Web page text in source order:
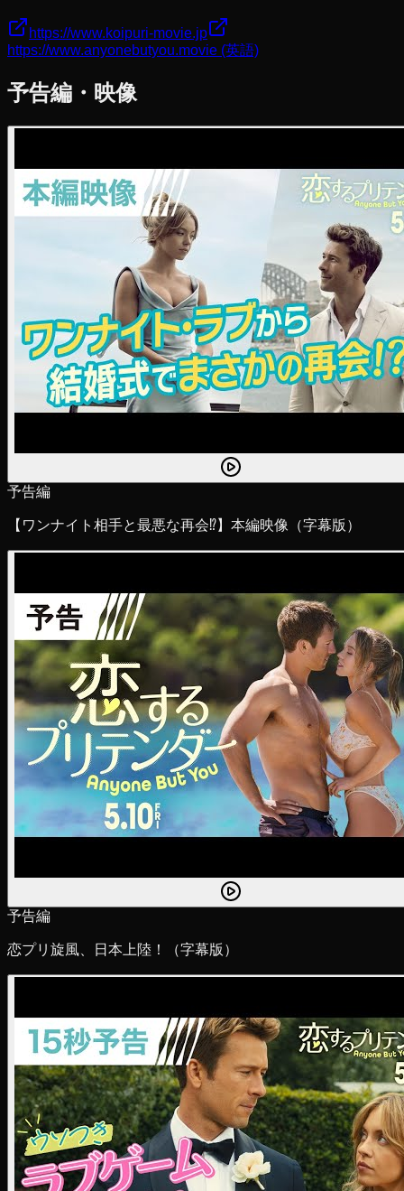
https://www.koipuri-movie.jp
https://www.anyonebutyou.movie (英語)
予告編・映像
予告編
【ワンナイト相手と最悪な再会⁉】本編映像（字幕版）
予告編
恋プリ旋風、日本上陸！（字幕版）